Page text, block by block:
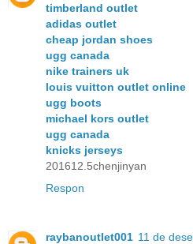
timberland outlet
adidas outlet
cheap jordan shoes
ugg canada
nike trainers uk
louis vuitton outlet online
ugg boots
michael kors outlet
ugg canada
knicks jerseys
201612.5chenjinyan
Respon
raybanoutlet001 11 de